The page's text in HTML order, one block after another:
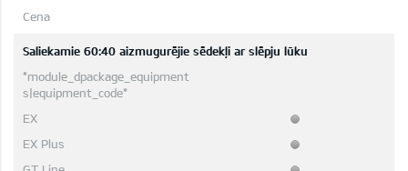
Saliekamie 60:40 aizmugurējie sēdekļi ar slēpju lūku